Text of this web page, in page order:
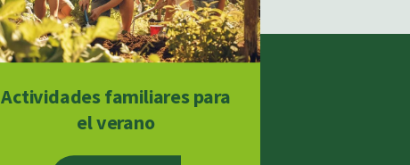
Actividades familiares para
el verano